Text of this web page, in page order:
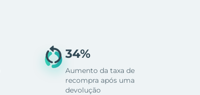
34%
Aumento da taxa de
recompra após uma
devolução